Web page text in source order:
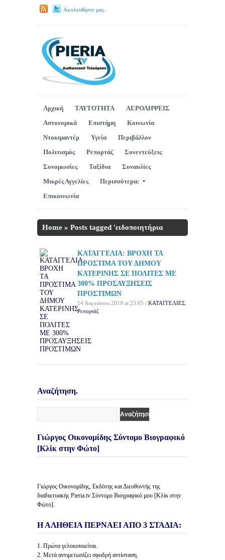
Ακολουθήστε μας.
Αρχική ΤΑΥΤΟΤΗΤΑ
ΑΕΡΟΛΗΨΕΙΣ
Αστυνομικά
Επιστήμη
Κοινωνία
Ντοκιμαντέρ
Υγεία
Περιβάλλον
Πολιτισμός
Ρεπορτάζ
Συνεντεύξεις
Συνομωσίες
Ταξίδια
Συναυλίες
Μικρές Αγγελίες
Περισσότερα:
Επικοινωνία
Home » Posts tagged 'ειδοποιητήρια
ΚΑΤΑΓΓΕΛΙΑ: ΒΡΟΧΗ ΤΑ
ΠΡΟΣΤΙΜΑ ΤΟΥ ΔΗΜΟΥ
ΚΑΤΕΡΙΝΗΣ ΣΕ ΠΟΛΙΤΕΣ ΜΕ
300% ΠΡΟΣΑΥΞΗΣΕΙΣ
ΠΡΟΣΤΙΜΩΝ
14 Αυγούστου 2019 at 23:05 / ΚΑΤΑΓΓΕΛΙΕΣ
Ρεπορτάζ
Αναζήτηση.
Γιώργος Οικονομίδης Σύντομο Βιογραφικό
[Κλίκ στην Φώτο]
Γιώργος Οικονομίδης, Εκδότης και Διευθυντής της
διαδικτυακής Pieria.tv Σύντομο Βιογραφικό μου [Κλίκ στην
Φώτο].
Η ΑΛΗΘΕΙΑ ΠΕΡΝΑΕΙ ΑΠΟ 3 ΣΤΑΔΙΑ:
1. Πρώτα γελοιοποιείται.
2. Μετά αντιμετωπίζει σφοδρή αντίσταση.